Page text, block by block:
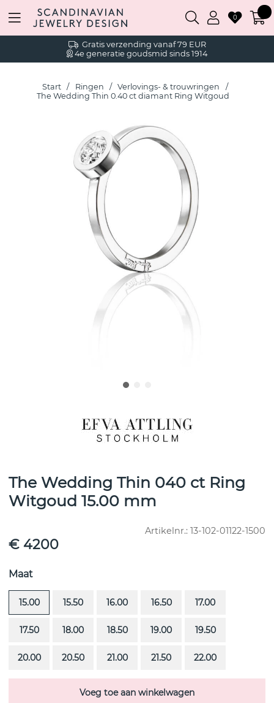
Gratis verzending vanaf 79 EUR
4e generatie goudsmid sinds 1914
0
Start Ringen
Verlovings- & trouwringen
The Wedding Thin 0.40 ct diamant Ring Witgoud
The Wedding Thin 040 ct Ring
Witgoud 15.00 mm
Artikelnr.: 13-102-01122-1500
€ 4200
Maat
15.00 15.50 16.00 16.50 17.00
17.50 18.00 18.50 19.00 19.50
20.00 20.50 21.00 21.50 22.00
Voeg toe aan winkelwagen